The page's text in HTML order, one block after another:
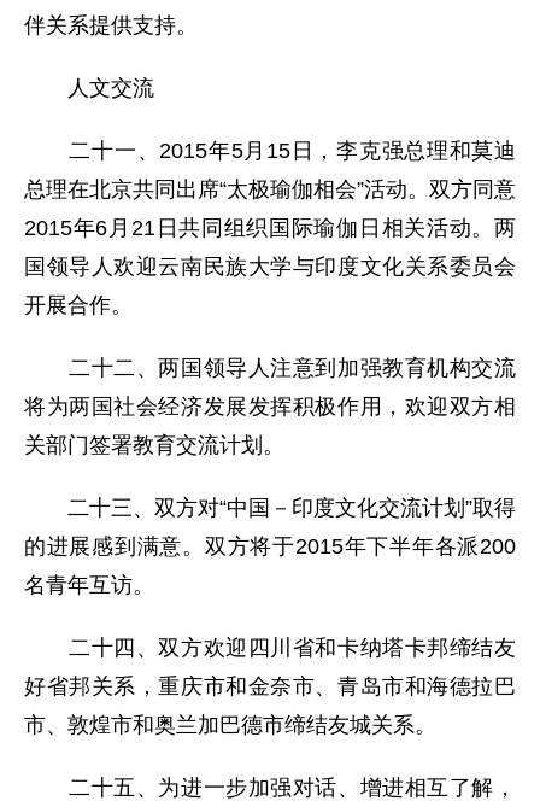
伴关系提供支持。
人文交流
二十一、2015年5月15日，李克强总理和莫迪
总理在北京共同出席“太极瑜伽相会”活动。双方同意
2015年6月21日共同组织国际瑜伽日相关活动。两
国领导人欢迎云南民族大学与印度文化关系委员会
开展合作。
二十二、两国领导人注意到加强教育机构交流
将为两国社会经济发展发挥积极作用，欢迎双方相
关部门签署教育交流计划。
二十三、双方对“中国－印度文化交流计划”取得
的进展感到满意。双方将于2015年下半年各派200
名青年互访。
二十四、双方欢迎四川省和卡纳塔卡邦缔结友
好省邦关系，重庆市和金奈市、青岛市和海德拉巴
市、敦煌市和奥兰加巴德市缔结友城关系。
二十五、为进一步加强对话、增进相互了解，